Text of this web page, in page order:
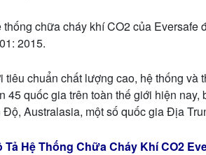
thống chữa cháy khí CO2 của
2015.
tiêu chuẩn chất lượng cao, hệ thống và
45 quốc gia trên toàn thế giới hiện
Độ, Australasia, một số quốc gia Địa
Tả Hệ Thống Chữa Cháy Khí CO2